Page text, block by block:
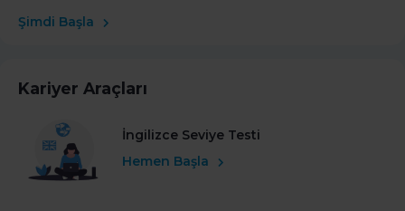
Şimdi Başla
Kariyer Araçları
İngilizce Seviye Testi
Hemen Başla